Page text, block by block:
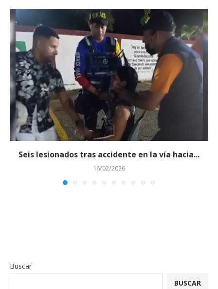
Seis lesionados tras accidente en la vía hacia...
16/02/2026
Buscar
BUSCAR